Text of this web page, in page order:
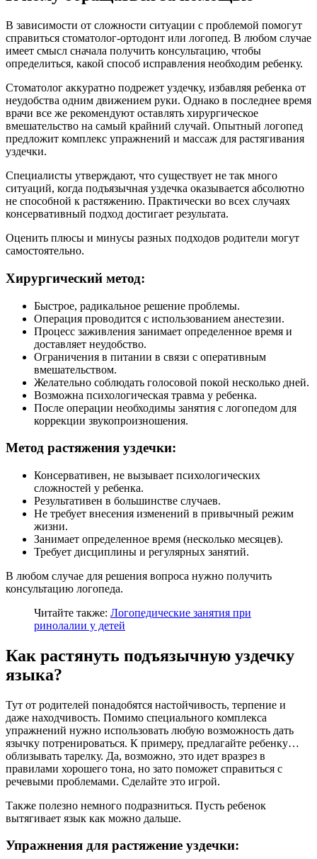
В зависимости от сложности ситуации с проблемой помогут
справиться стоматолог-ортодонт или логопед. В любом случае
имеет смысл сначала получить консультацию, чтобы
определиться, какой способ исправления необходим ребенку.
Стоматолог аккуратно подрежет уздечку, избавляя ребенка от
неудобства одним движением руки. Однако в последнее время
врачи все же рекомендуют оставлять хирургическое
вмешательство на самый крайний случай. Опытный логопед
предложит комплекс упражнений и массаж для растягивания
уздечки.
Специалисты утверждают, что существует не так много
ситуаций, когда подъязычная уздечка оказывается абсолютно
не способной к растяжению. Практически во всех случаях
консервативный подход достигает результата.
Оценить плюсы и минусы разных подходов родители могут
самостоятельно.
Хирургический метод:
Быстрое, радикальное решение проблемы.
Операция проводится с использованием анестезии.
Процесс заживления занимает определенное время и
доставляет неудобство.
Ограничения в питании в связи с оперативным
вмешательством.
Желательно соблюдать голосовой покой несколько дней.
Возможна психологическая травма у ребенка.
После операции необходимы занятия с логопедом для
коррекции звукопроизношения.
Метод растяжения уздечки:
Консервативен, не вызывает психологических
сложностей у ребенка.
Результативен в большинстве случаев.
Не требует внесения изменений в привычный режим
жизни.
Занимает определенное время (несколько месяцев).
Требует дисциплины и регулярных занятий.
В любом случае для решения вопроса нужно получить
консультацию логопеда.
Читайте также: Логопедические занятия при
ринолалии у детей
Как растянуть подъязычную уздечку
языка?
Тут от родителей понадобятся настойчивость, терпение и
даже находчивость. Помимо специального комплекса
упражнений нужно использовать любую возможность дать
язычку потренироваться. К примеру, предлагайте ребенку…
облизывать тарелку. Да, возможно, это идет вразрез в
правилами хорошего тона, но зато поможет справиться с
речевыми проблемами. Сделайте это игрой.
Также полезно немного подразниться. Пусть ребенок
вытягивает язык как можно дальше.
Упражнения для растяжение уздечки: